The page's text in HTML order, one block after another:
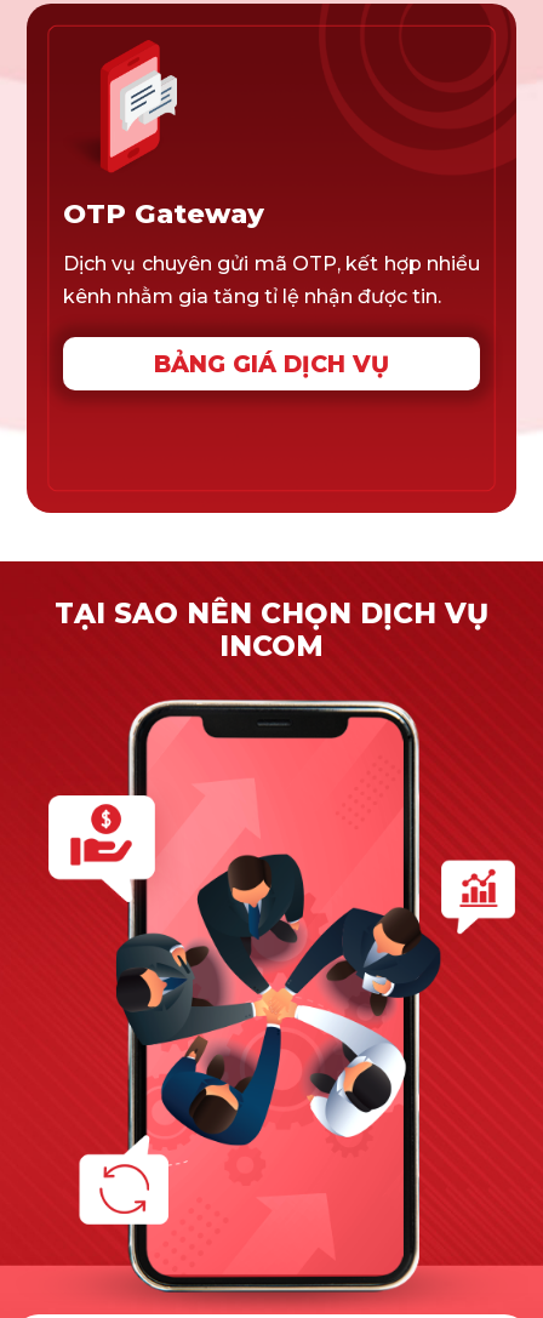
OTP Gateway
Dịch vụ chuyên gửi mã OTP, kết hợp nhiều
kênh nhằm gia tăng tỉ lệ nhận được tin.
BẢNG GIÁ DỊCH VỤ
TẠI SAO NÊN CHỌN DỊCH VỤ
INCOM